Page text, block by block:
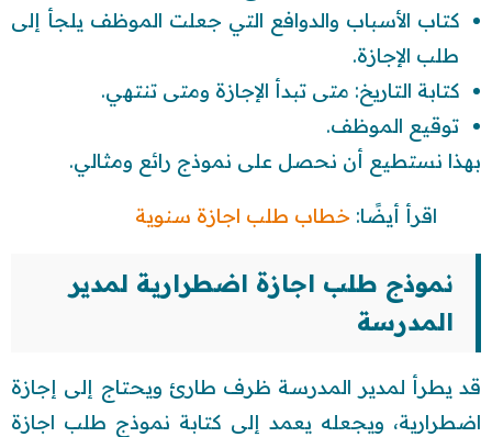
كتاب الأسباب والدوافع التي جعلت الموظف يلجأ إلى
طلب الإجازة.
كتابة التاريخ: متى تبدأ الإجازة ومتى تنتهي.
توقيع الموظف.
بهذا نستطيع أن نحصل على نموذج رائع ومثالي.
اقرأ أيضًا: خطاب طلب اجازة سنوية
نموذج طلب اجازة اضطرارية لمدير
المدرسة
قد يطرأ لمدير المدرسة ظرف طارئ ويحتاج إلى إجازة
اضطرارية، ويجعله يعمد إلى كتابة نموذج طلب اجازة